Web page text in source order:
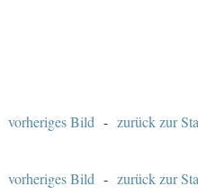
vorheriges Bild - zurück zur
vorheriges Bild - zurück zur